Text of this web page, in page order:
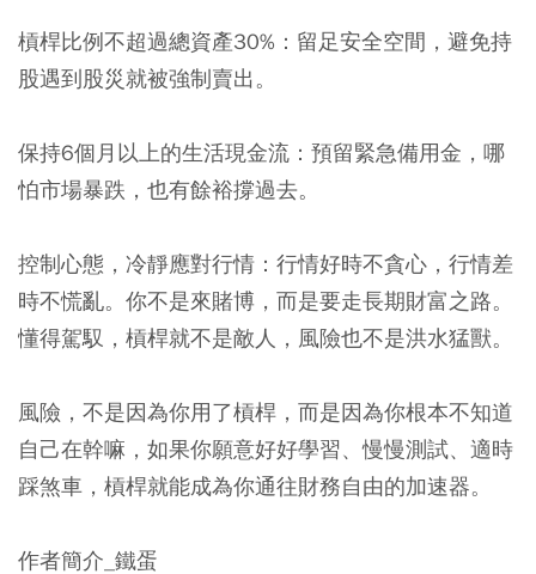
槓桿比例不超過總資產30%： 留足安全空間，避免持
股遇到股災就被強制賣出。
保持6個月以上的生活現金流： 預留緊急備用金，哪
怕市場暴跌，也有餘裕撐過去。
控制心態，冷靜應對行情： 行情好時不貪心，行情差
時不慌亂。你不是來賭博，而是要走長期財富之路。
懂得駕馭，槓桿就不是敵人，風險也不是洪水猛獸。
風險，不是因為你用了槓桿，而是因為你根本不知道
自己在幹嘛，如果你願意好好學習、慢慢測試、適時
踩煞車，槓桿就能成為你通往財務自由的加速器。
作者簡介_鐵蛋